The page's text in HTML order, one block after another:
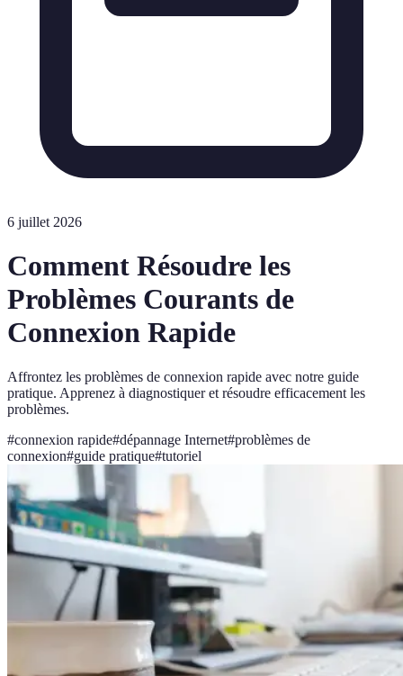
6 juillet 2026
Comment Résoudre les
Problèmes Courants de
Connexion Rapide
Affrontez les problèmes de connexion rapide avec notre guide
pratique. Apprenez à diagnostiquer et résoudre efficacement les
problèmes.
#connexion rapide#dépannage Internet#problèmes de
connexion#guide pratique#tutoriel